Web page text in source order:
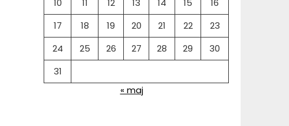
10
11 12 13 14 15
16
17
18 19 20 21 22
23
24
25 26 27 28 29
30
31
« maj